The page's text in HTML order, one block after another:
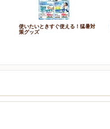
使いたいときすぐ使える！猛暑対
策グッズ